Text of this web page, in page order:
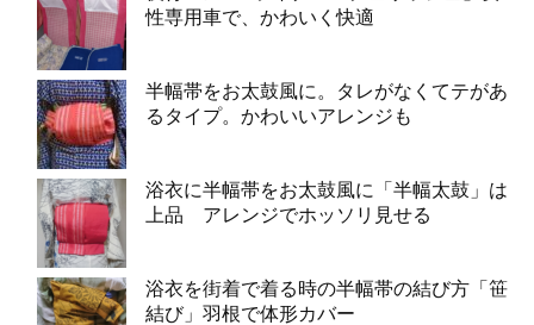
性専用車で、かわいく快適
半幅帯をお太鼓風に。タレがなくてテがあ
るタイプ。かわいいアレンジも
浴衣に半幅帯をお太鼓風に「半幅太鼓」は
上品 アレンジでホッソリ見せる
浴衣を街着で着る時の半幅帯の結び方「笹
結び」羽根で体形カバー